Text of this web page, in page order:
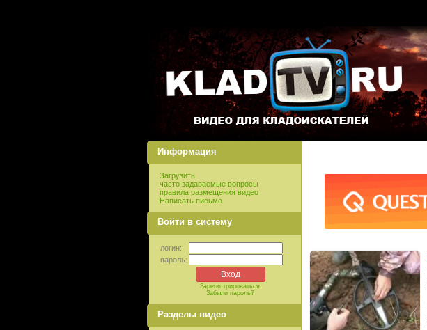
Информация
Загрузить
часто задаваемые вопросы
правила размещения видео
Написать письмо
Войти в систему
логин:
пароль:
Зарегистрироваться
Забыли пароль?
Разделы видео